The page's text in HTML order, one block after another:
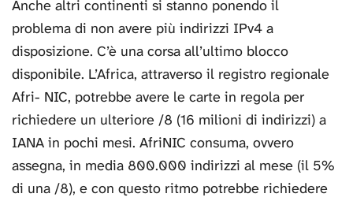
Anche altri continenti si stanno ponendo il
problema di non avere più indirizzi IPv4 a
disposizione. C’è una corsa all’ultimo blocco
disponibile. L’Africa, attraverso il registro regionale
Afri- NIC, potrebbe avere le carte in regola per
richiedere un ulteriore /8 (16 milioni di indirizzi) a
IANA in pochi mesi. AfriNIC consuma, ovvero
assegna, in media 800.000 indirizzi al mese (il 5%
di una /8), e con questo ritmo potrebbe richiedere